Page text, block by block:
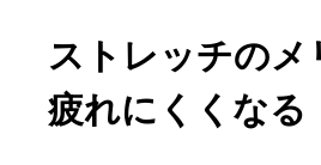
ストレッチのメ
疲れにくくなる